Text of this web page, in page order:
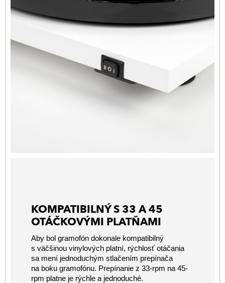
KOMPATIBILNÝ S 33 A 45
OTÁČKOVÝMI PLATŇAMI
Aby bol gramofón dokonale kompatibilný
s väčšinou vinylových platní, rýchlosť otáčania
sa mení jednoduchým stlačením prepínača
na boku gramofónu. Prepínanie z 33-rpm na 45-
rpm platne je rýchle a jednoduché.